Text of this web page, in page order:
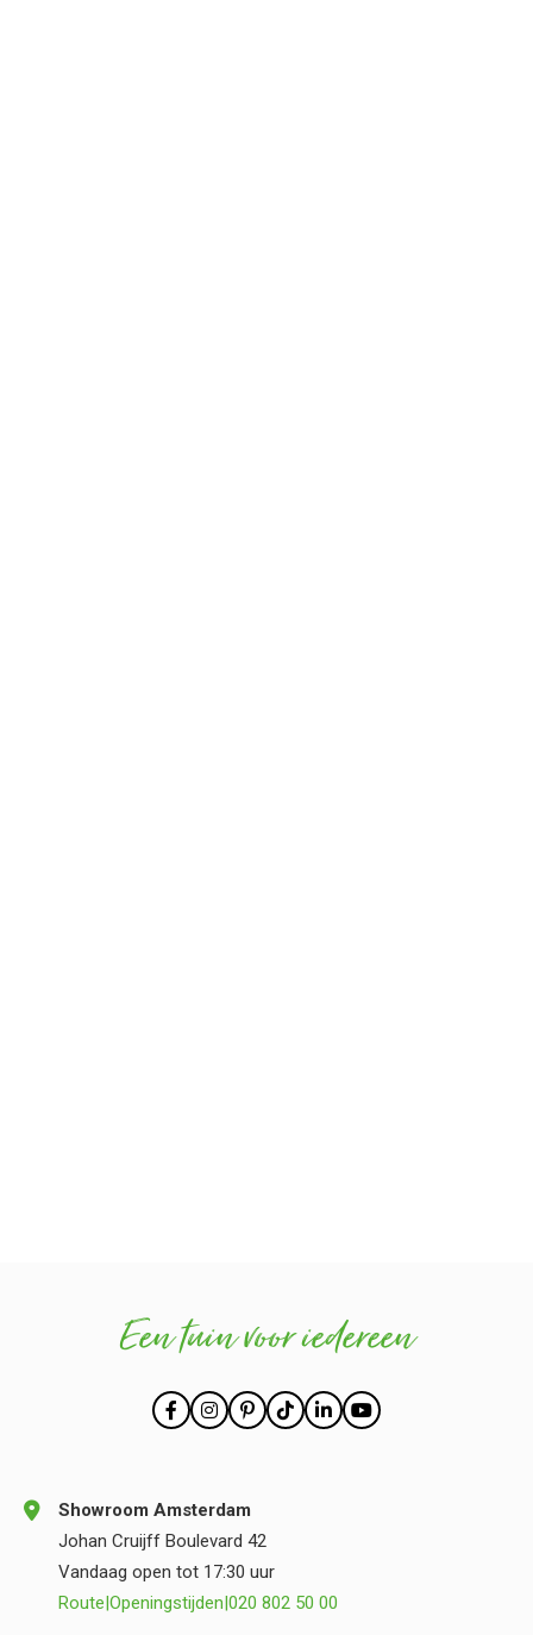
Een tuin voor iedereen
Showroom Amsterdam
Johan Cruijff Boulevard 42
Vandaag open tot 17:30 uur
Route|Openingstijden|020 802 50 00